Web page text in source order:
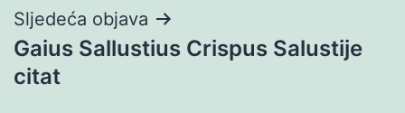
Sljedeća objava
Gaius Sallustius Crispus Salustije
citat